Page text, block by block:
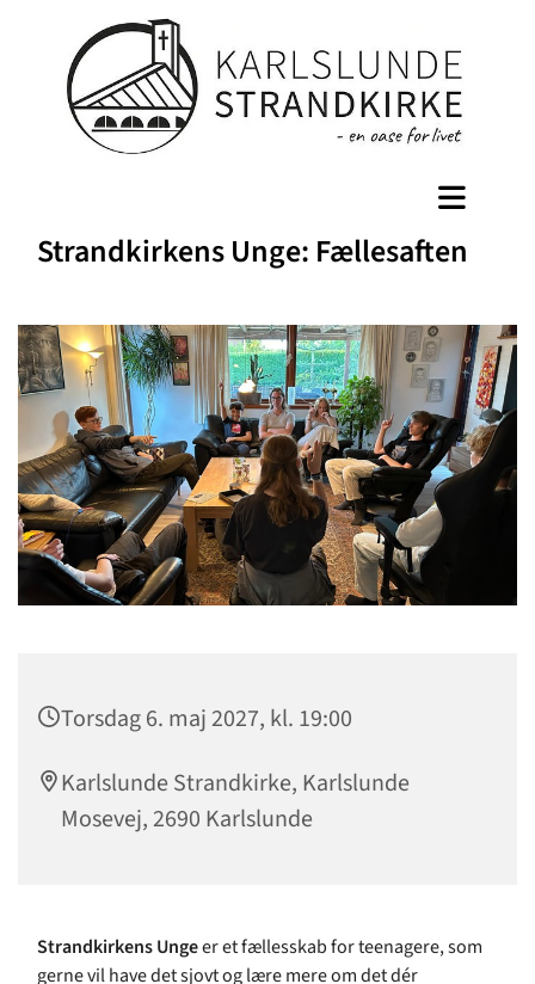
Strandkirkens Unge: Fællesaften
Torsdag 6. maj 2027, kl. 19:00
Karlslunde Strandkirke, Karlslunde
Mosevej, 2690 Karlslunde
Strandkirkens Ungeer et fællesskab for teenagere, som
gerne vil have det sjovt og lære mere om det dér